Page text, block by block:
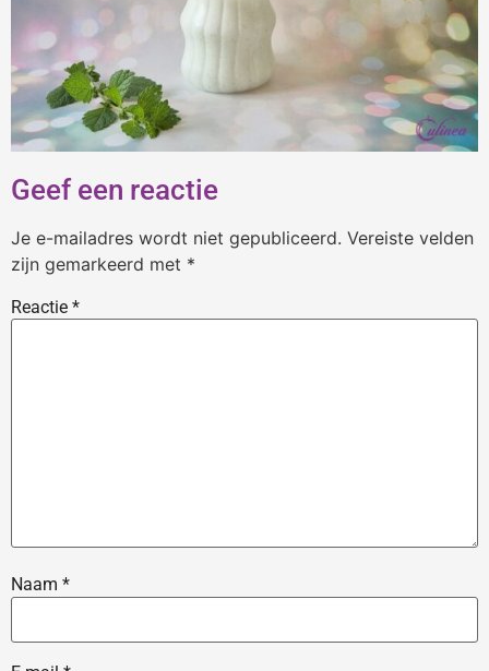
Geef een reactie
Je e-mailadres wordt niet gepubliceerd. Vereiste velden
zijn gemarkeerd met *
Reactie *
Naam *